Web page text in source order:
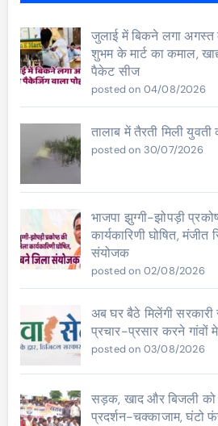
जुलाई में बिकने लगा अगस्त
शुभम के मार्ट का कमाल,
पैकेट सीज
posted on 04/08/2026
तालाब में तैरती मिली
posted on 30/07/2026
भाजपा झुग्गी-झोपड़ी
कार्यकारिणी घोषित,
संयोजक
posted on 02/08/2026
अब घर बैठे मिलेंगी
प्रचार-प्रसार करने गांवों मे
posted on 03/08/2026
सड़क, खाद और बिजली
प्रदर्शन-चक्काजाम, घंटो